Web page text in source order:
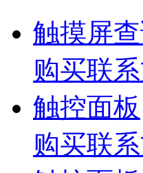
触摸屏
购买联
触控面板
购买联